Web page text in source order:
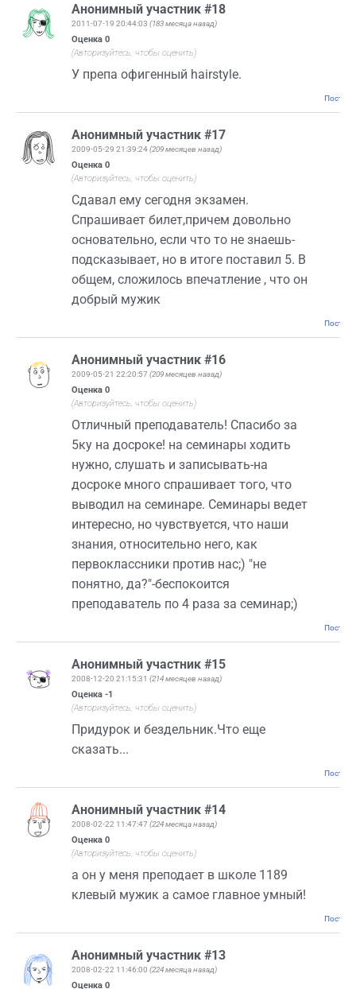
Анонимный участник #18
2011-07-19 20:44:03 (183 месяца назад)
Оценка 0
(Авторизуйтесь, чтобы оценить)
У препа офигенный hairstyle.
Анонимный участник #17
2009-05-29 21:39:24(209 месяцев назад)
Оценка 0
(Авторизуйтесь, чтобы оценить)
Сдавал ему сегодня экзамен.
Спрашивает билет,причем довольно
основательно, если что то не знаешь-
подсказывает, но в итоге поставил 5. В
общем, сложилось впечатление , что он
добрый мужик
Анонимный участник #16
2009-05-21 22:20:57 (209 месяцев назад)
Оценка 0
(Авторизуйтесь, чтобы оценить)
Отличный преподаватель! Спасибо за
5ку на досроке! на семинары ходить
нужно, слушать и записывать-на
досроке много спрашивает того, что
выводил на семинаре. Семинары ведет
интересно, но чувствуется, что наши
знания, относительно него, как
первоклассники против нас;) "не
понятно, да?"-беспокоится
преподаватель по 4 раза за семинар;)
Анонимный участник #15
2008-12-20 21:15:31 (214 месяцев назад)
Оценка -1
(Авторизуйтесь, чтобы оценить)
Придурок и бездельник.Что еще
сказать...
Анонимный участник #14
2008-02-22 11:47:47 (224 месяца назад)
Оценка 0
(Авторизуйтесь, чтобы оценить)
а он у меня преподает в школе 1189
клевый мужик а самое главное умный!
Анонимный участник #13
2008-02-22 11:46:00 (224 месяца назад)
Оценка 0